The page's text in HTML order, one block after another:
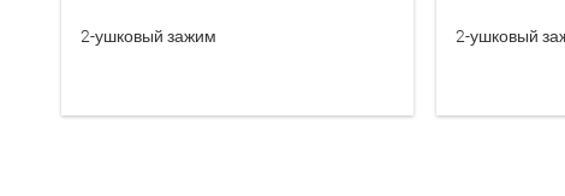
2-ушковый зажим 2-ушковый